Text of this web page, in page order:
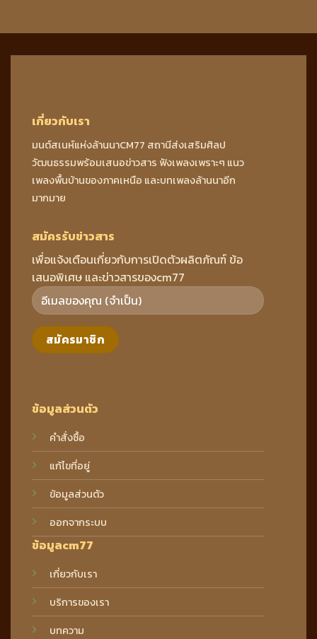
เกี่ยวกับเรา
มนต์สเนห์แห่งล้านนาCM77 สถานีส่งเสริมศิลป
วัฒนธรรมพร้อมเสนอข่าวสาร ฟังเพลงเพราะๆ แนว
เพลงพื้นบ้านของภาคเหนือ และบทเพลงล้านนาอีก
มากมาย
ข้อมูลส่วนตัว
คำสั่งซื้อ
แก้ไขที่อยู่
ข้อมูลส่วนตัว
ออกจากระบบ
ข้อมูลcm77
เกี่ยวกับเรา
บริการของเรา
บทความ
สมัครรับข่าวสาร
เพื่อแจ้งเตือนเกี่ยวกับการเปิดตัวผลิตภัณฑ์ ข้อ
เสนอพิเศษ และข่าวสารของcm77